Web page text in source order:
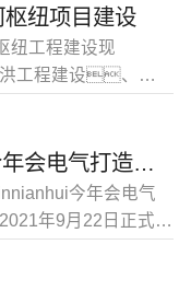
球50多个国家
，共话产链新图
纽项目建设
纽工程建设现
工程建设、城
总书记重要指示
，按照省
维、极限思
落实落细防汛备
今年会电气
年9月22日正式搬
了坚实的电力